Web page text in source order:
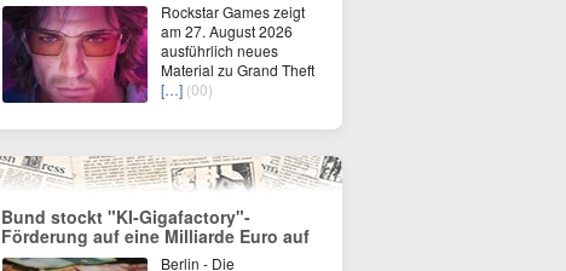
Rockstar Games zeigt
am 27. August 2026
ausführlich neues
Material zu Grand Theft
[…] (00)
Bund stockt "KI-Gigafactory"-
Förderung auf eine Milliarde Euro auf
Berlin - Die